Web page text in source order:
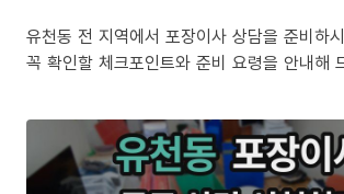
유천동 전 지역에서 포장이사 상담을 준비하
꼭 확인할 체크포인트와 준비 요령을 안내해